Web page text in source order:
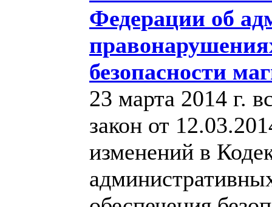
Федерации об
безопасности
23 марта 2014 г.
закон от
изменений в